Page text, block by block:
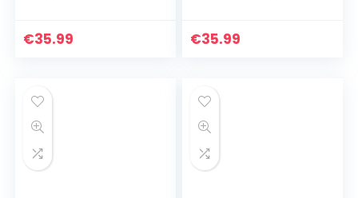
€35.99 €35.99